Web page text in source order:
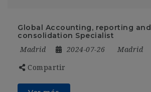
Global Accounting, reporting and
consolidation Specialist
Madrid 2024-07-26 Madrid
Compartir